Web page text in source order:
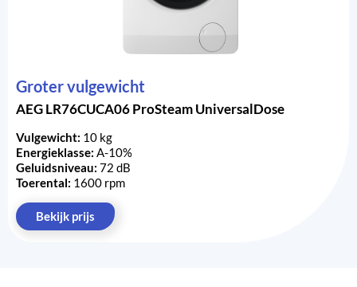
Groter vulgewicht
AEG LR76CUCA06 ProSteam UniversalDose
Vulgewicht: 10 kg
Energieklasse: A-10%
Geluidsniveau: 72 dB
Toerental: 1600 rpm
Bekijk prijs